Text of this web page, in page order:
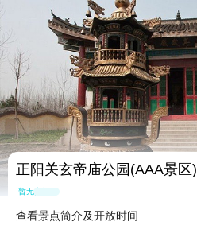
正阳关玄帝庙公园(AAA景区)
暂无点评
查看景点简介及开放时间